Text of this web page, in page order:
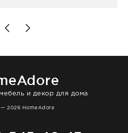
остальные приборы -
на следующий день к
Взаимодействием
и декор для дома
2026 HomeAdore